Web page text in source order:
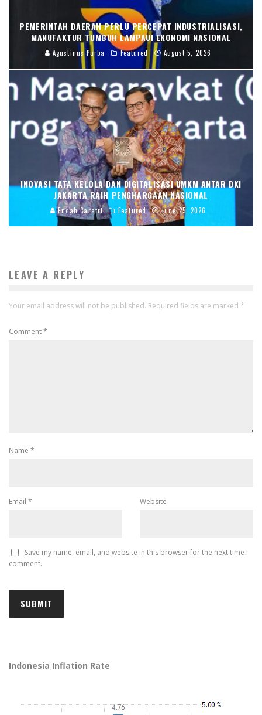
PEMERINTAH DAERAH PERLU PERCEPAT INDUSTRIALISASI,
MANUFAKTUR TUMBUH LAMPAUI EKONOMI NASIONAL
Agustinus Purba Featured August 5, 2026
INOVASI TATA KELOLA DAN DIGITALISASI UMKM ANTAR DKI
JAKARTA RAIH PENGHARGAAN NASIONAL
Endah Caratri Featured June 25, 2026
LEAVE A REPLY
Your email address will not be published. Required fields are marked *
Comment*
Name *
Email * Website
Save my name, email, and website in this browser for the next time I
comment.
Indonesia Inflation Rate